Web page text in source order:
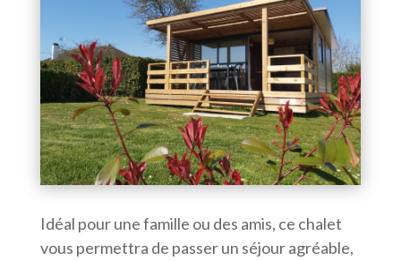
Idéal pour une famille ou des amis, ce chalet
vous permettra de passer un séjour agréable,